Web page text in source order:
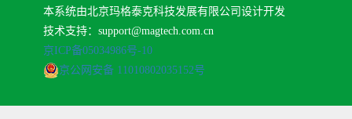
本系统由北京玛格泰克科技发展有限公司设计开发
技术支持：support@magtech.com.cn
京ICP备05034986号-10
京公网安备 11010802035152号